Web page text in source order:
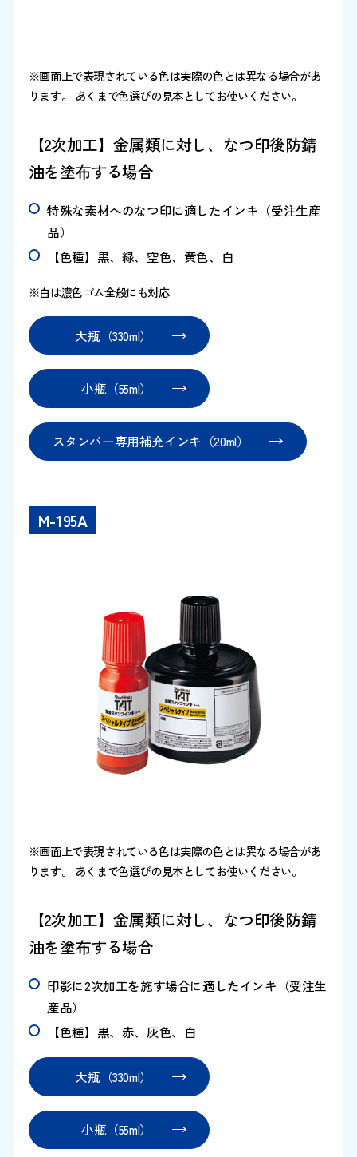
※画面上で表現されている色は実際の色とは異なる場合があ
ります。 あくまで色選びの見本としてお使いください。
【2次加工】金属類に対し、なつ印後防錆
油を塗布する場合
特殊な素材へのなつ印に適したインキ（受注生産
品）
【色種】黒、緑、空色、黄色、白
※白は濃色ゴム全般にも対応
大瓶（330ml）
小瓶（55ml）
スタンパー専用補充インキ（20ml）
M-195A
※画面上で表現されている色は実際の色とは異なる場合があ
ります。 あくまで色選びの見本としてお使いください。
【2次加工】金属類に対し、なつ印後防錆
油を塗布する場合
印影に2次加工を施す場合に適したインキ（受注生
産品）
【色種】黒、赤、灰色、白
大瓶（330ml）
小瓶（55ml）